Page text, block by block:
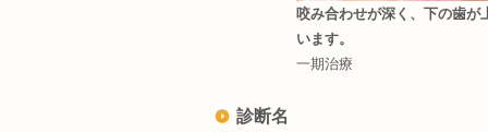
咬み合わせが深く、下の歯が
います。
一期治療
診断名